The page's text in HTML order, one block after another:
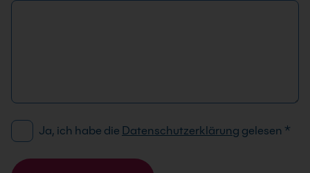
D
S
G
D
S
G
Ja, ich habe die Datenschutzerklärung gelesen *